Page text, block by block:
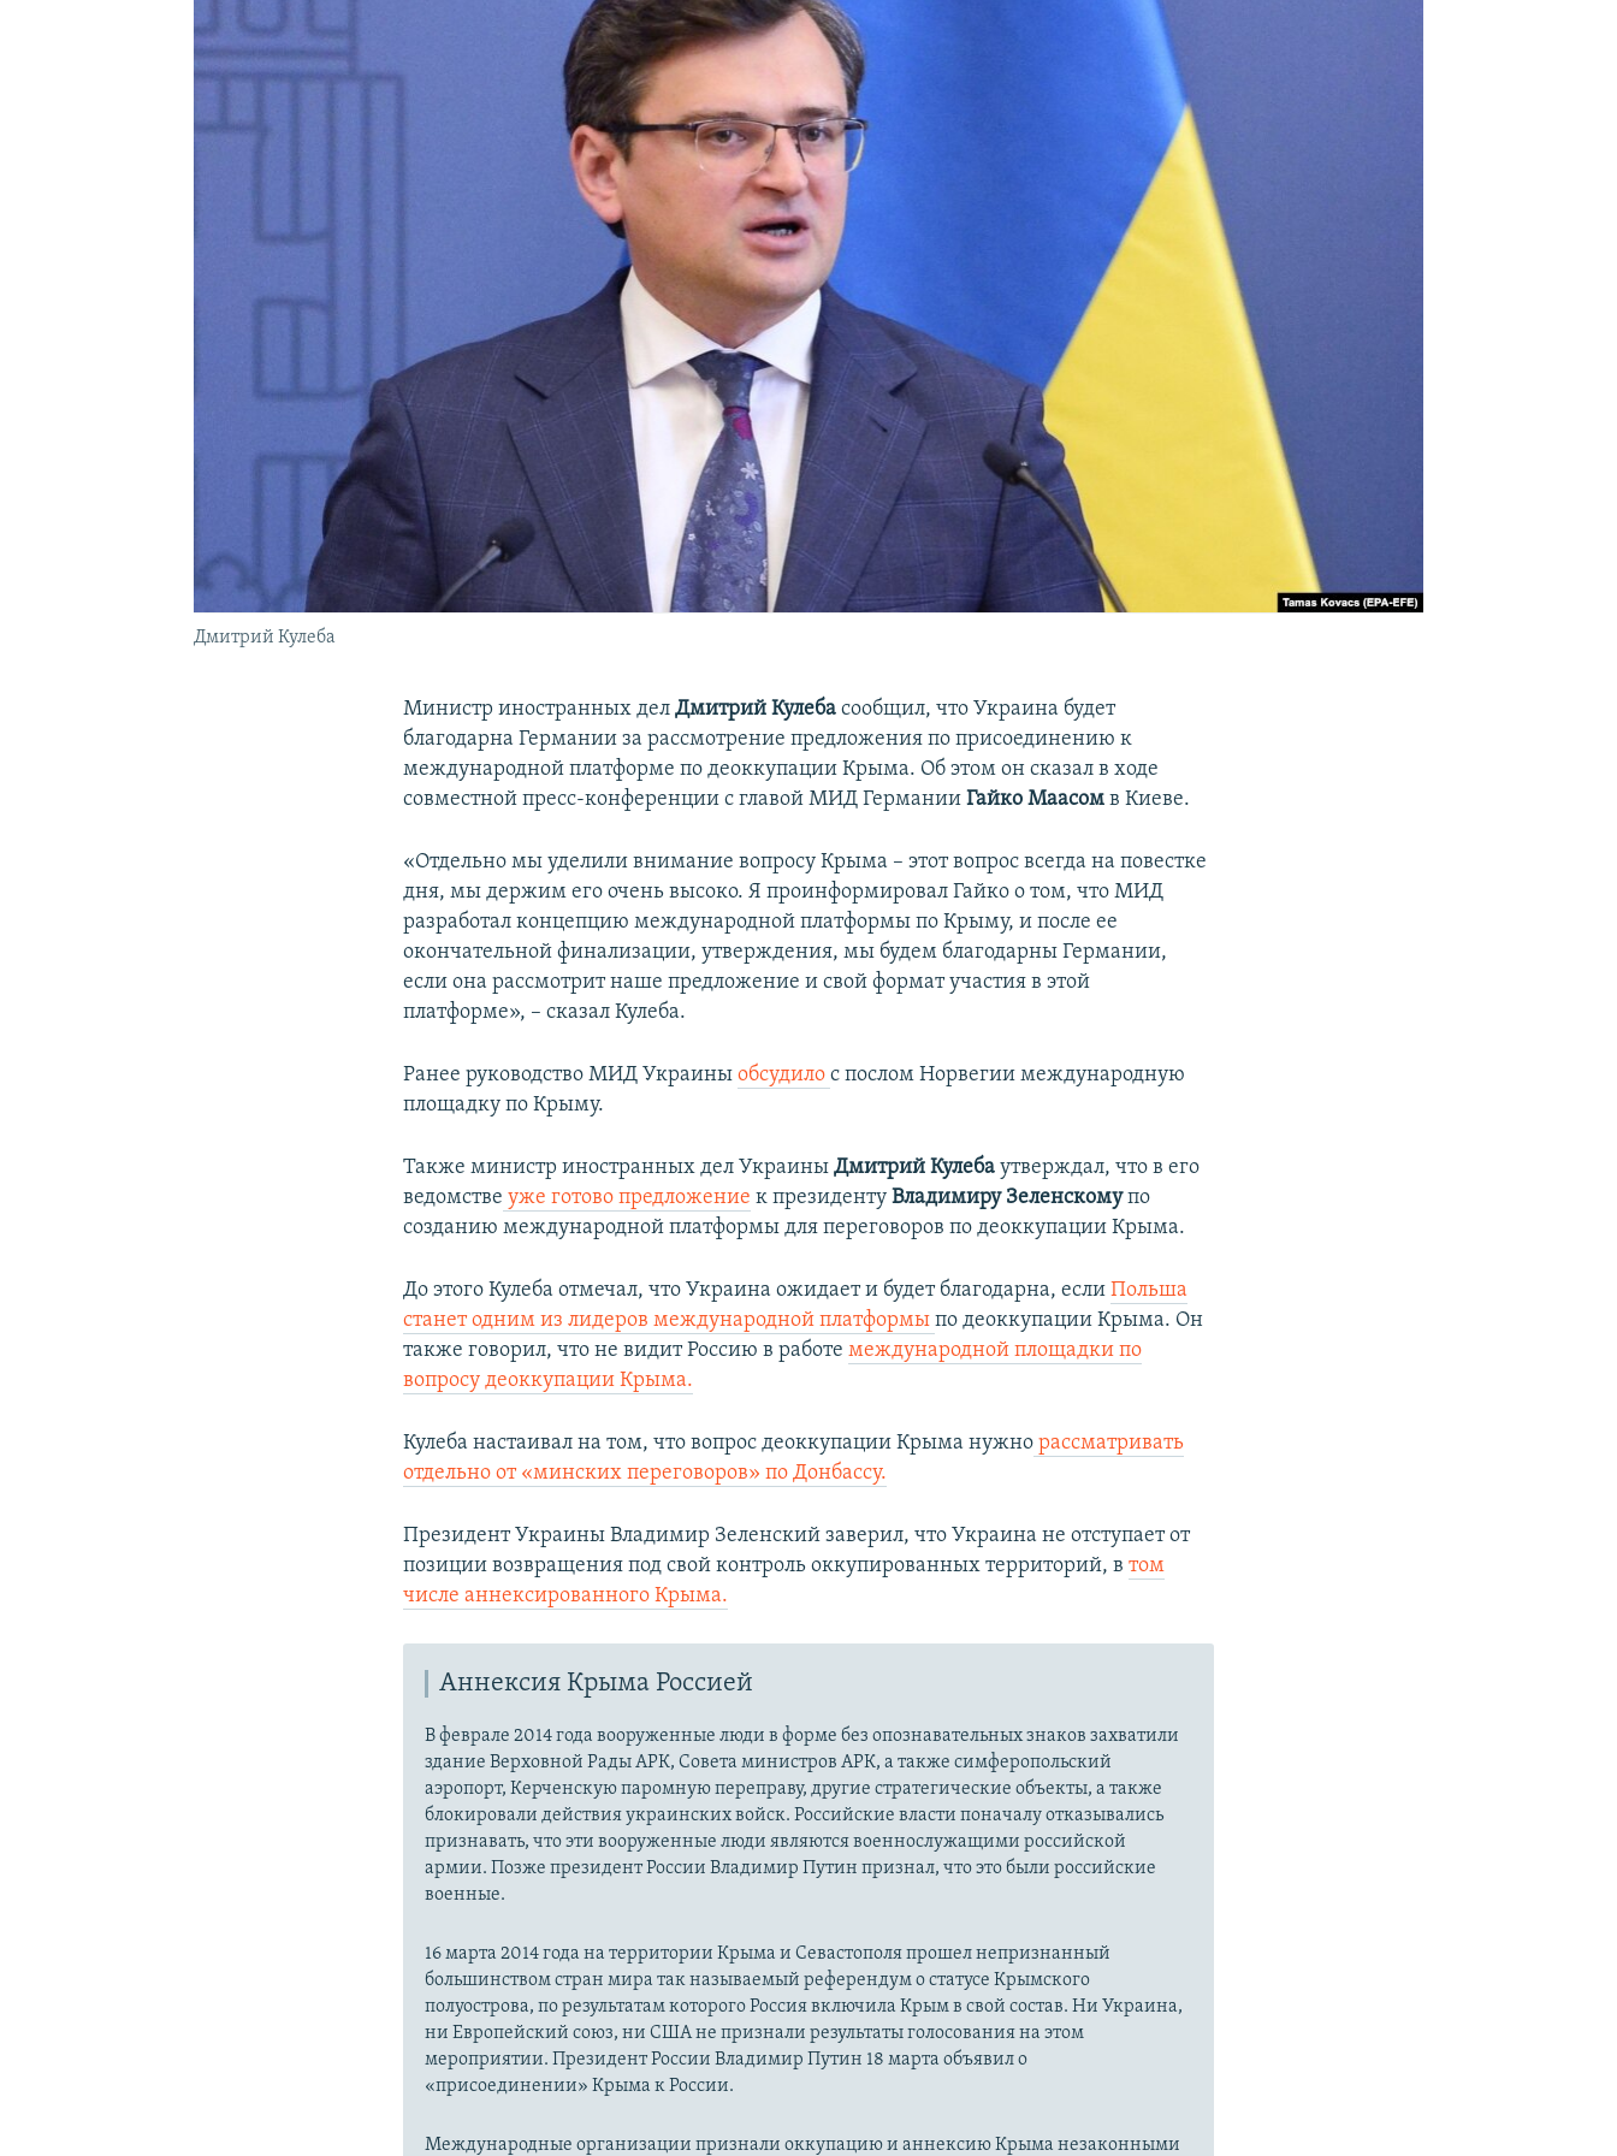
КРЫМ.НЕПОКОРЕННЫЙ
УКРАИНСКАЯ ПРОБЛЕМА КРЫМА
Дмитрий Кулеба
Министр иностранных делДмитрий Кулеба сообщил, что Украина будет
благодарна Германии за рассмотрение предложения по присоединению к
международной платформе по деоккупации Крыма. Об этом он сказал в ходе
совместной пресс-конференции с главой МИД ГерманииГайко Маасом в Киеве.
«Отдельно мы уделили внимание вопросу Крыма – этот вопрос всегда на повестке
дня, мы держим его очень высоко. Я проинформировал Гайко о том, что МИД
разработал концепцию международной платформы по Крыму, и после ее
окончательной финализации, утверждения, мы будем благодарны Германии,
если она рассмотрит наше предложение и свой формат участия в этой
платформе», – сказал Кулеба.
Ранее руководство МИД Украиныобсудилос послом Норвегии международную
площадку по Крыму.
Также министр иностранных дел УкраиныДмитрий Кулеба утверждал, что в его
ведомстве уже готово предложение к президентуВладимиру Зеленскомупо
созданию международной платформы для переговоров по деоккупации Крыма.
До этого Кулеба отмечал, что Украина ожидает и будет благодарна, еслиПольша
станет одним из лидеров международной платформыпо деоккупации Крыма. Он
также говорил, что не видит Россию в работемеждународной площадки по
вопросу деоккупации Крыма.
Кулеба настаивал на том, что вопрос деоккупации Крыма нужно рассматривать
отдельно от «минских переговоров» по Донбассу.
Президент Украины Владимир Зеленский заверил, что Украина не отступает от
позиции возвращения под свой контроль оккупированных территорий, втом
числе аннексированного Крыма.
Аннексия Крыма Россией
В феврале 2014 года вооруженные люди в форме без опознавательных знаков захватили
здание Верховной Рады АРК, Совета министров АРК, а также симферопольский
аэропорт, Керченскую паромную переправу, другие стратегические объекты, а также
блокировали действия украинских войск. Российские власти поначалу отказывались
признавать, что эти вооруженные люди являются военнослужащими российской
армии. Позже президент России Владимир Путин признал, что это были российские
военные.
16 марта 2014 года на территории Крыма и Севастополя прошел непризнанный
большинством стран мира так называемый референдум о статусе Крымского
полуострова, по результатам которого Россия включила Крым в свой состав. Ни Украина,
ни Европейский союз, ни США не признали результаты голосования на этом
мероприятии. Президент России Владимир Путин 18 марта объявил о
«присоединении» Крыма к России.
Международные организации признали оккупацию и аннексию Крыма незаконными